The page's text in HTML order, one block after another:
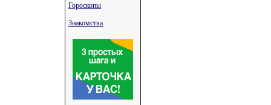
Гороскопы
Знакомства